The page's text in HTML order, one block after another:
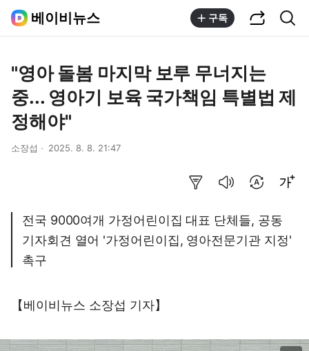
베이비뉴스 구독
"영아 돌봄 마지막 보루 무너지는
중... 영아기 보육 국가책임 특별법 제
정해야"
소장섭 2025. 8. 8. 21:47
전국 9000여개 가정어린이집 대표 단체들, 공동
기자회견 열어 '가정어린이집, 영아전문기관 지정'
촉구
【베이비뉴스 소장섭 기자】